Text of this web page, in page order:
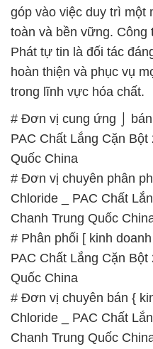
góp vào việc duy trì một
toàn và bền vững.
Phát tự tin là đối tác
hoàn thiện và phục vụ
trong lĩnh vực hóa chất.
# Đơn vị cung ứng ⌡ bán
PAC Chất Lắng Cặn
Quốc China
# Đơn vị chuyên phân
Chloride _ PAC Chất
Chanh Trung Quốc
# Phân phối [ kinh
PAC Chất Lắng Cặn
Quốc China
# Đơn vị chuyên bán {
Chloride _ PAC Chất
Chanh Trung Quốc